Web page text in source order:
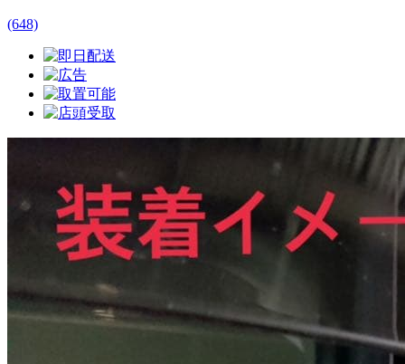
(648)